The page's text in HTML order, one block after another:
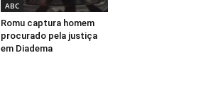
ABC
Romu captura homem
procurado pela justiça
em Diadema